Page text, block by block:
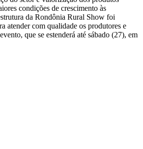
condições de crescimento às
da Rondônia Rural Show foi
atender com qualidade os produtores e
que se estenderá até sábado (27), em